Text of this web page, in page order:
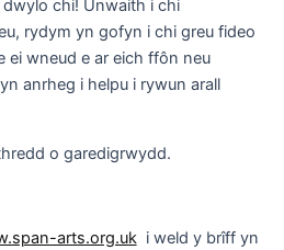
chi! Unwaith i chi
rydym yn gofyn i chi greu fideo
wneud e ar eich ffôn neu
anrheg i helpu i rywun arall
o garedigrwydd.
arts.org.uki weld y brîff yn